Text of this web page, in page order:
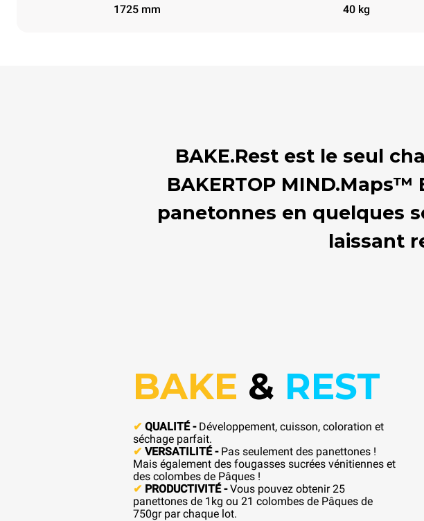
1725 mm 40 kg
BAKE.Rest est le seul
BAKERTOP
panetonnes en quelques
laissant
BAKE & REST
✔ QUALITÉ - Développement, cuisson, coloration et
séchage parfait.
✔ VERSATILITÉ - Pas seulement des panettones !
Mais également des fougasses sucrées vénitiennes et
des colombes de Pâques !
✔ PRODUCTIVITÉ -Vous pouvez obtenir 25
panettones de 1kg ou 21 colombes de Pâques de
750gr par chaque lot.